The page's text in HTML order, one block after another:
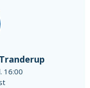
16:00